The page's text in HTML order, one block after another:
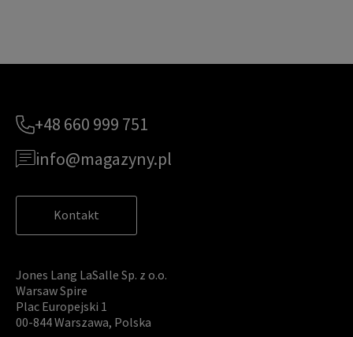
+48 660 999 751
info@magazyny.pl
Kontakt
Jones Lang LaSalle Sp. z o.o.
Warsaw Spire
Plac Europejski 1
00-844 Warszawa, Polska